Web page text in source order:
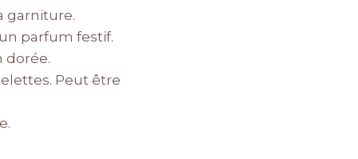
garniture.
parfum festif.
dorée.
Peut être